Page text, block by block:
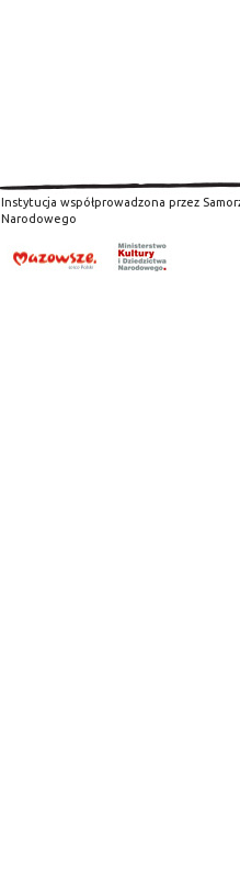
Instytucja współprowadzona przez
Narodowego